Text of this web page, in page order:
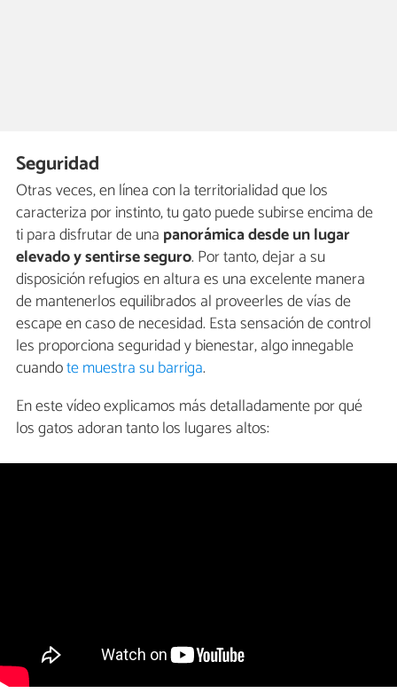
Seguridad
Otras veces, en línea con la territorialidad que los
caracteriza por instinto, tu gato puede subirse encima de
ti para disfrutar de una panorámica desde un lugar
elevado y sentirse seguro. Por tanto, dejar a su
disposición refugios en altura es una excelente manera
de mantenerlos equilibrados al proveerles de vías de
escape en caso de necesidad. Esta sensación de control
les proporciona seguridad y bienestar, algo innegable
cuandote muestra su barriga.
En este vídeo explicamos más detalladamente por qué
los gatos adoran tanto los lugares altos: